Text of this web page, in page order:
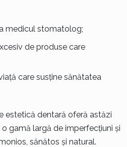
medicul stomatolog;
de produse care
care susține sănătatea
estetică dentară oferă astăzi
gamă largă de imperfecțiuni și
sănătos și natural.